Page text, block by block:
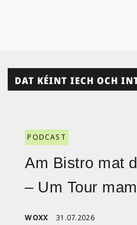
DAT KÉINT IECH OCH
PODCAST
Am Bistro mat
– Um Tour
WOXX 31.07.2026